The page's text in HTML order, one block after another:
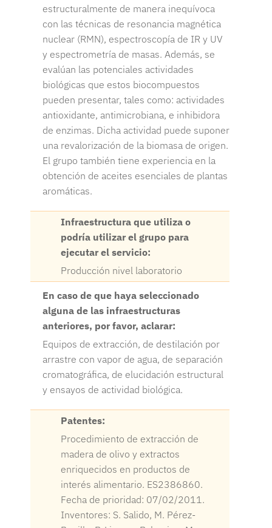
estructuralmente de manera inequívoca
con las técnicas de resonancia magnética
nuclear (RMN), espectroscopía de IR y UV
y espectrometría de masas. Además, se
evalúan las potenciales actividades
biológicas que estos biocompuestos
pueden presentar, tales como: actividades
antioxidante, antimicrobiana, e inhibidora
de enzimas. Dicha actividad puede suponer
una revalorización de la biomasa de origen.
El grupo también tiene experiencia en la
obtención de aceites esenciales de plantas
aromáticas.
Infraestructura que utiliza o
podría utilizar el grupo para
ejecutar el servicio:
Producción nivel laboratorio
En caso de que haya seleccionado
alguna de las infraestructuras
anteriores, por favor, aclarar:
Equipos de extracción, de destilación por
arrastre con vapor de agua, de separación
cromatográfica, de elucidación estructural
y ensayos de actividad biológica.
Patentes:
Procedimiento de extracción de
madera de olivo y extractos
enriquecidos en productos de
interés alimentario. ES2386860.
Fecha de prioridad: 07/02/2011.
Inventores: S. Salido, M. Pérez-